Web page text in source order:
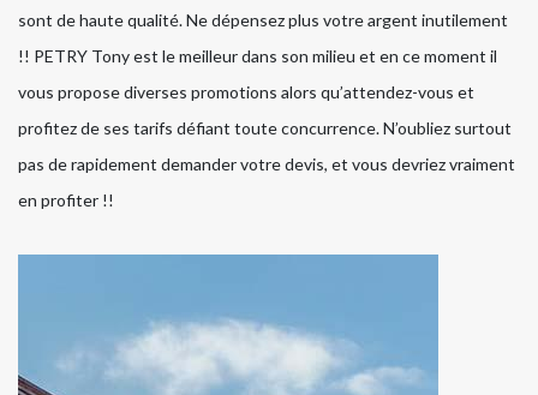
sont de haute qualité. Ne dépensez plus votre argent inutilement
!! PETRY Tony est le meilleur dans son milieu et en ce moment il
vous propose diverses promotions alors qu’attendez-vous et
profitez de ses tarifs défiant toute concurrence. N’oubliez surtout
pas de rapidement demander votre devis, et vous devriez vraiment
en profiter !!